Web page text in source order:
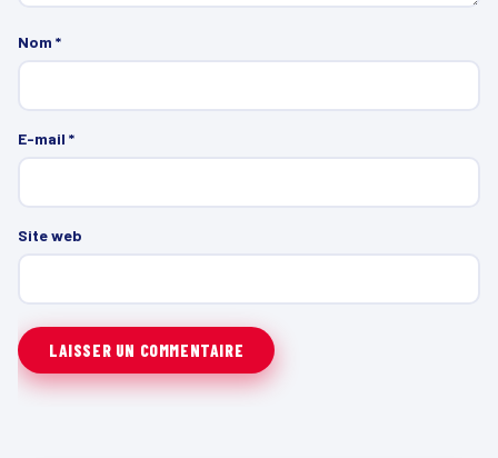
Nom *
E-mail *
Site web